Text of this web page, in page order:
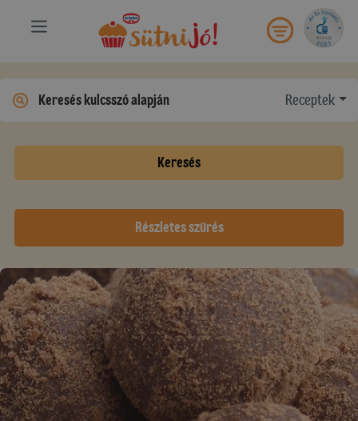
Receptek
Keresés
Részletes szűrés